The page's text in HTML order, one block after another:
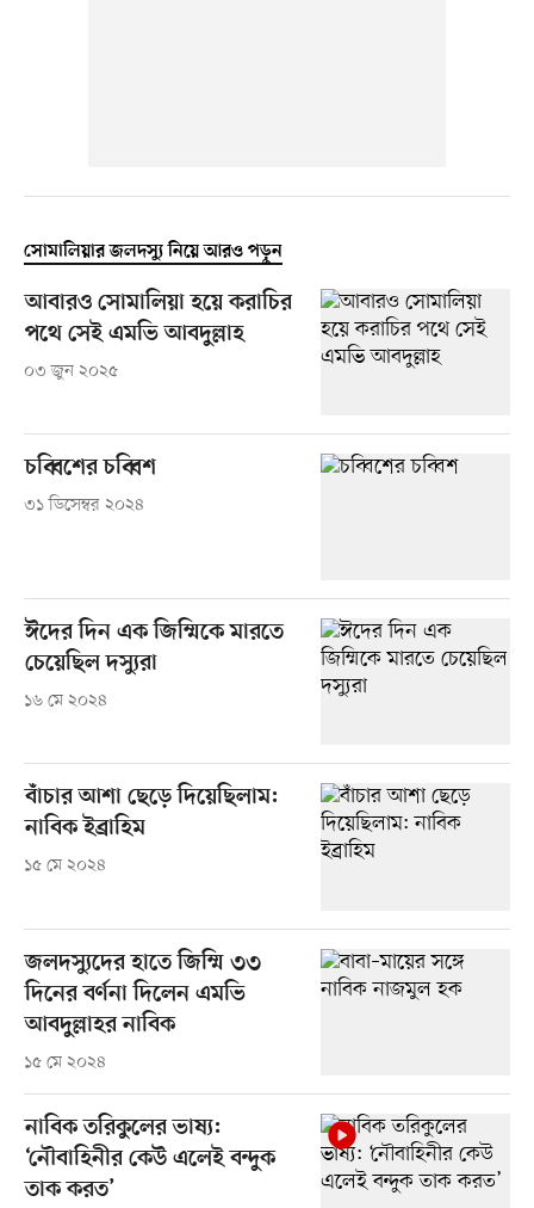
সোমালিয়ার জলদস্যু নিয়ে আরও পড়ুন
আবারও সোমালিয়া হয়ে করাচির
পথে সেই এমভি আবদুল্লাহ
০৩ জুন ২০২৫
চব্বিশের চব্বিশ
৩১ ডিসেম্বর ২০২৪
ঈদের দিন এক জিম্মিকে মারতে
চেয়েছিল দস্যুরা
১৬ মে ২০২৪
বাঁচার আশা ছেড়ে দিয়েছিলাম:
নাবিক ইব্রাহিম
১৫ মে ২০২৪
জলদস্যুদের হাতে জিম্মি ৩৩
দিনের বর্ণনা দিলেন এমভি
আবদুল্লাহর নাবিক
১৫ মে ২০২৪
নাবিক তরিকুলের ভাষ্য:
‘নৌবাহিনীর কেউ এলেই বন্দুক
তাক করত’